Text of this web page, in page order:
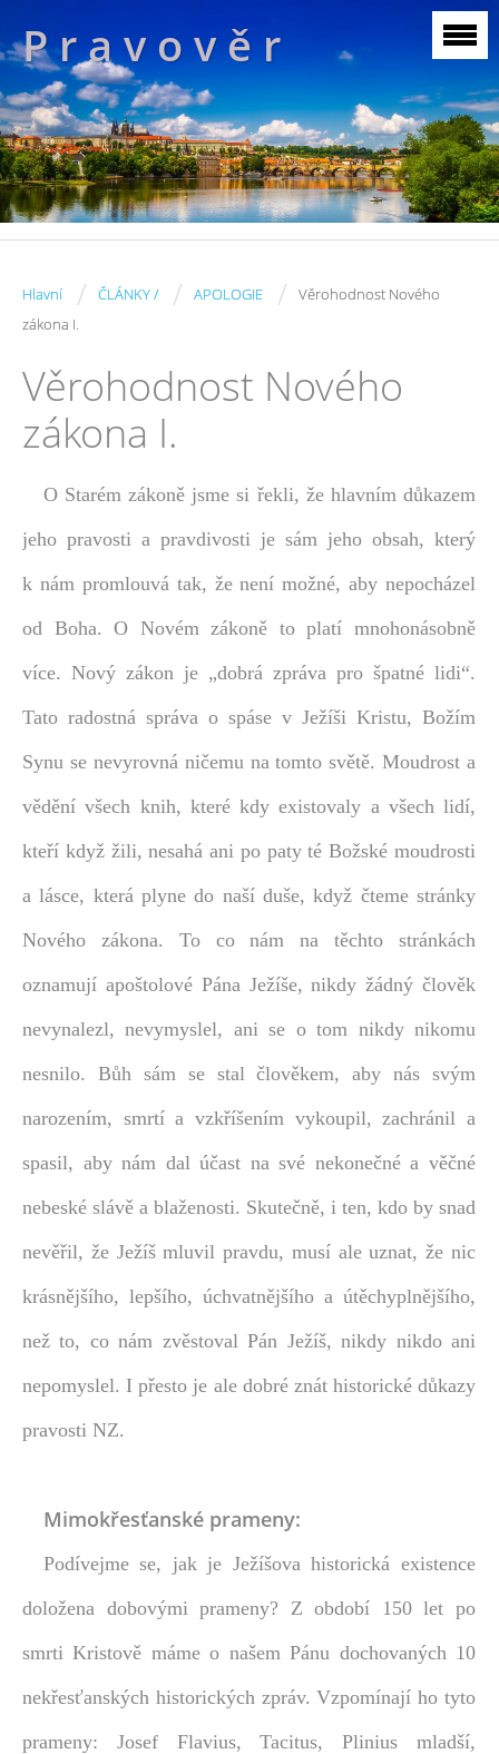
P r a v o v ě r
Hlavní / ČLÁNKY / / APOLOGIE /
Věrohodnost Nového
zákona I.
Věrohodnost Nového
zákona I.
O Starém zákoně jsme si řekli, že hlavním důkazem
jeho pravosti a pravdivosti je sám jeho obsah, který
k nám promlouvá tak, že není možné, aby nepocházel
od Boha. O Novém zákoně to platí mnohonásobně
více. Nový zákon je „dobrá zpráva pro špatné lidi“.
Tato radostná správa o spáse v Ježíši Kristu, Božím
Synu se nevyrovná ničemu na tomto světě. Moudrost a
vědění všech knih, které kdy existovaly a všech lidí,
kteří když žili, nesahá ani po paty té Božské moudrosti
a lásce, která plyne do naší duše, když čteme stránky
Nového zákona. To co nám na těchto stránkách
oznamují apoštolové Pána Ježíše, nikdy žádný člověk
nevynalezl, nevymyslel, ani se o tom nikdy nikomu
nesnilo. Bůh sám se stal člověkem, aby nás svým
narozením, smrtí a vzkříšením vykoupil, zachránil a
spasil, aby nám dal účast na své nekonečné a věčné
nebeské slávě a blaženosti. Skutečně, i ten, kdo by snad
nevěřil, že Ježíš mluvil pravdu, musí ale uznat, že nic
krásnějšího, lepšího, úchvatnějšího a útěchyplnějšího,
než to, co nám zvěstoval Pán Ježíš, nikdy nikdo ani
nepomyslel. I přesto je ale dobré znát historické důkazy
pravosti NZ.
Mimokřesťanské prameny:
Podívejme se, jak je Ježíšova historická existence
doložena dobovými prameny? Z období 150 let po
smrti Kristově máme o našem Pánu dochovaných 10
nekřesťanských historických zpráv.Vzpomínají ho tyto
prameny: Josef Flavius, Tacitus, Plinius mladší,